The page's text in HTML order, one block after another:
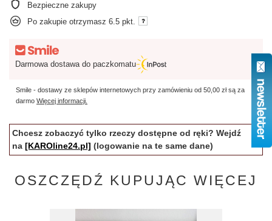
Bezpieczne zakupy
Po zakupie otrzymasz 6.5 pkt.
Darmowa dostawa do paczkomatu
Smile - dostawy ze sklepów internetowych przy zamówieniu od 50,00 złsą za
darmo Więcej informacji.
Chcesz zobaczyć tylko rzeczy dostępne od ręki? Wejdź
na [KAROline24.pl] (logowanie na te same dane)
OSZCZĘDŹ KUPUJĄC WIĘCEJ